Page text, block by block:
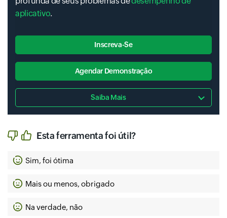
aplicativo.
Inscreva-Se
Agendar Demonstração
Saiba Mais
Esta ferramenta foi útil?
Sim, foi ótima
Mais ou menos, obrigado
Na verdade, não